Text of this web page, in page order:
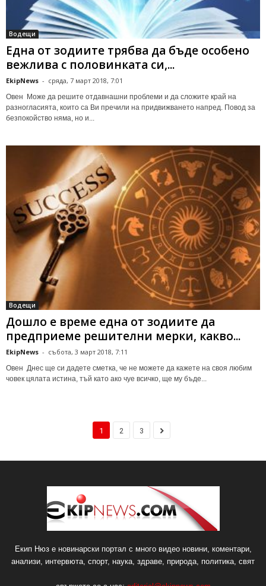
Водещи
Една от зодиите трябва да бъде особено
вежлива с половинката си,...
EkipNews - сряда, 7 март 2018, 7:01
Овен Може да решите отдавнашни проблеми и да сложите край на
разногласията, които са Ви пречили на придвижването напред. Повод за
безпокойство няма, но и...
Водещи
Дошло е време една от зодиите да
предприеме решителни мерки, какво...
EkipNews - събота, 3 март 2018, 7:11
Овен Днес ще си дадете сметка, че не можете да кажете на своя любим
човек цялата истина, тъй като ако чуе всичко, ще му бъде...
1 2 3
Екип Нюз е новинарски портал с много видео новини, коментари,
анализи, интервюта, спорт, наука, здраве, природа, политика, свят